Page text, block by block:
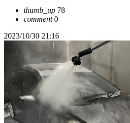
thumb_up 78
comment0
2023/10/30 21:16